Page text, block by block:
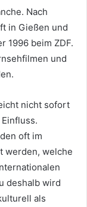
Nach
in Gießen und
1996 beim ZDF.
und
nicht sofort
oft im
werden, welche
deshalb wird
als